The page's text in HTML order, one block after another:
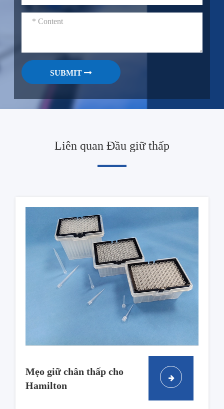
SUBMIT
Liên quan Đầu giữ thấp
Mẹo giữ chân thấp cho
Hamilton